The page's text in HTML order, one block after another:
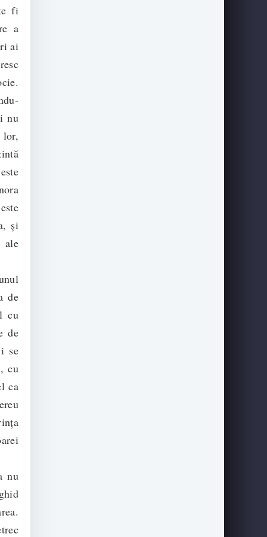
fi
a
ai
nu
și
ale
de
cu
de
se
cu
ca
nu